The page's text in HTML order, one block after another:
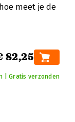
meet je de
82,25
| Gratis verzonden